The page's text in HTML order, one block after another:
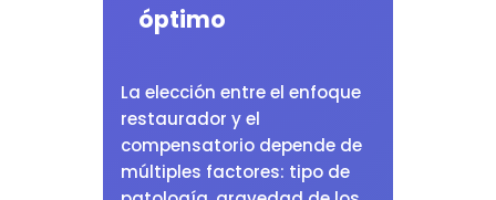
óptimo
La elección entre el enfoque
restaurador y el
compensatorio depende de
múltiples factores: tipo de